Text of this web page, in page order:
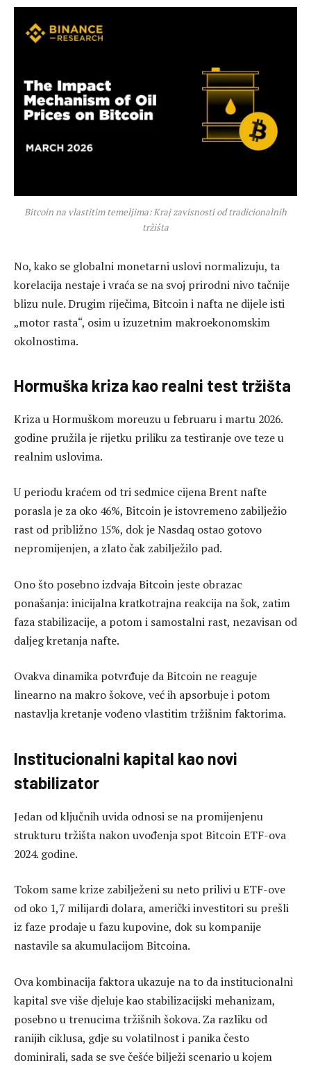
Bitcoin na vlastitim temeljima: Kraj zavisnosti od tradicionalnih
tržišta
No, kako se globalni monetarni uslovi normalizuju, ta
korelacija nestaje i vraća se na svoj prirodni nivo tačnije
blizu nule. Drugim riječima, Bitcoin i nafta ne dijele isti
„motor rasta“, osim u izuzetnim makroekonomskim
okolnostima.
Hormuška kriza kao realni test tržišta
Kriza u Hormuškom moreuzu u februaru i martu 2026.
godine pružila je rijetku priliku za testiranje ove teze u
realnim uslovima.
U periodu kraćem od tri sedmice cijena Brent nafte
porasla je za oko 46%, Bitcoin je istovremeno zabilježio
rast od približno 15%, dok je Nasdaq ostao gotovo
nepromijenjen, a zlato čak zabilježilo pad.
Ono što posebno izdvaja Bitcoin jeste obrazac
ponašanja: inicijalna kratkotrajna reakcija na šok, zatim
faza stabilizacije, a potom i samostalni rast, nezavisan od
daljeg kretanja nafte.
Ovakva dinamika potvrđuje da Bitcoin ne reaguje
linearno na makro šokove, već ih apsorbuje i potom
nastavlja kretanje vođeno vlastitim tržišnim faktorima.
Institucionalni kapital kao novi
stabilizator
Jedan od ključnih uvida odnosi se na promijenjenu
strukturu tržišta nakon uvođenja spot Bitcoin ETF-ova
2024. godine.
Tokom same krize zabilježeni su neto prilivi u ETF-ove
od oko 1,7 milijardi dolara, američki investitori su prešli
iz faze prodaje u fazu kupovine, dok su kompanije
nastavile sa akumulacijom Bitcoina.
Ova kombinacija faktora ukazuje na to da institucionalni
kapital sve više djeluje kao stabilizacijski mehanizam,
posebno u trenucima tržišnih šokova. Za razliku od
ranijih ciklusa, gdje su volatilnost i panika često
dominirali, sada se sve češće bilježi scenario u kojem